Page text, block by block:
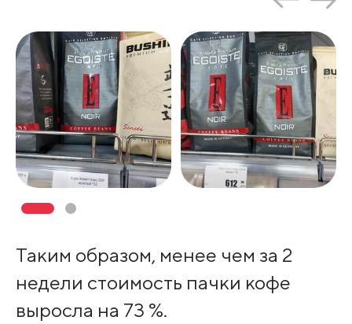
Таким образом, менее чем за 2
недели стоимость пачки кофе
выросла на 73 %.